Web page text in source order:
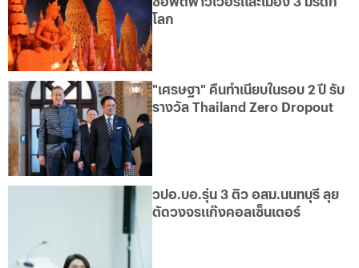
โลก
"เศรษฐา" คืนทำเนียบในรอบ 2 ปี รับ
รางวัล Thailand Zero Dropout
วปอ.บอ.รุ่น 3 ติว อสม.นนทบุรี ลุย
ตัดวงจรแก๊งคอลเซ็นเตอร์